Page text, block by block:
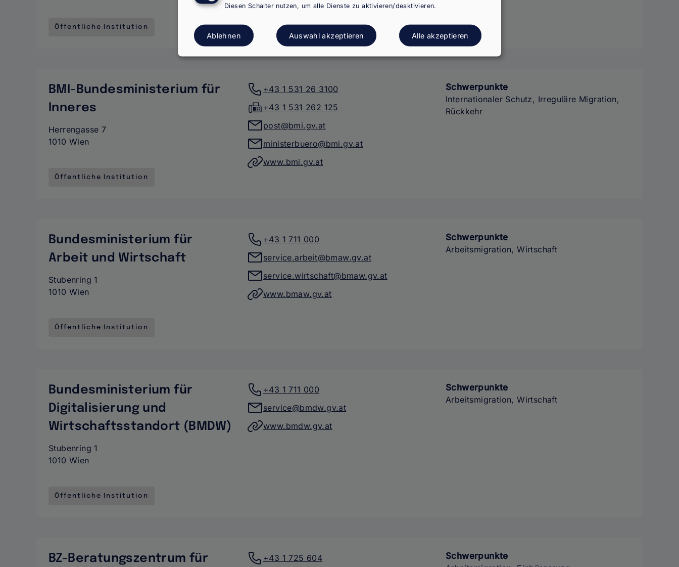
Öffentliche Institution
BMI-Bundesministerium für
Inneres
Herrengasse 7
1010 Wien
Öffentliche Institution
+43 1 531 26 3100
+43 1 531 262 125
post@bmi.gv.at
ministerbuero@bmi.gv.at
www.bmi.gv.at
Schwerpunkte
Internationaler Schutz, Irreguläre Migration,
Rückkehr
Bundesministerium für
Arbeit und Wirtschaft
Stubenring 1
1010 Wien
Öffentliche Institution
+43 1 711 000
service.arbeit@bmaw.gv.at
service.wirtschaft@bmaw.gv.at
www.bmaw.gv.at
Schwerpunkte
Arbeitsmigration, Wirtschaft
Bundesministerium für
Digitalisierung und
Wirtschaftsstandort (BMDW)
Stubenring 1
1010 Wien
Öffentliche Institution
+43 1 711 000
service@bmdw.gv.at
www.bmdw.gv.at
Schwerpunkte
Arbeitsmigration, Wirtschaft
BZ-Beratungszentrum für +43 1 725 604
Schwerpunkte
Diesen Schalter nutzen, um alle Dienste zu aktivieren/deaktivieren.
Ablehnen Auswahl akzeptieren Alle akzeptieren